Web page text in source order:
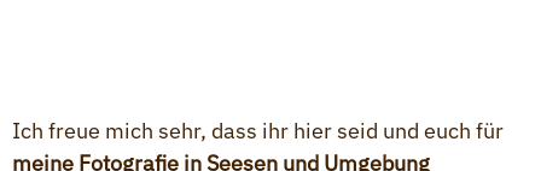
Herzlich willkommen ihr Lieben
Ich freue mich sehr, dass ihr hier seid und euch für
meine Fotografie in Seesen und Umgebung